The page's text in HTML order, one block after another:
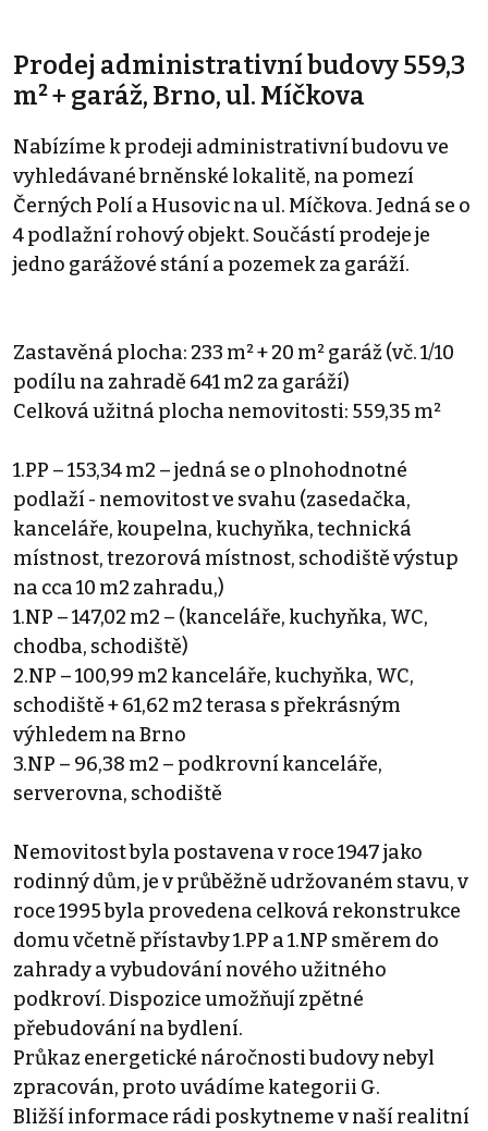
Prodej administrativní budovy 559,3
m² + garáž, Brno, ul. Míčkova
Nabízíme k prodeji administrativní budovu ve
vyhledávané brněnské lokalitě, na pomezí
Černých Polí a Husovic na ul. Míčkova. Jedná se o
4 podlažní rohový objekt. Součástí prodeje je
jedno garážové stání a pozemek za garáží.
Zastavěná plocha: 233 m² + 20 m² garáž (vč. 1/10
podílu na zahradě 641 m2 za garáží)
Celková užitná plocha nemovitosti: 559,35 m²
1.PP – 153,34 m2 – jedná se o plnohodnotné
podlaží - nemovitost ve svahu (zasedačka,
kanceláře, koupelna, kuchyňka, technická
místnost, trezorová místnost, schodiště výstup
na cca 10 m2 zahradu,)
1.NP – 147,02 m2 – (kanceláře, kuchyňka, WC,
chodba, schodiště)
2.NP – 100,99 m2 kanceláře, kuchyňka, WC,
schodiště + 61,62 m2 terasa s překrásným
výhledem na Brno
3.NP – 96,38 m2 – podkrovní kanceláře,
serverovna, schodiště
Nemovitost byla postavena v roce 1947 jako
rodinný dům, je v průběžně udržovaném stavu, v
roce 1995 byla provedena celková rekonstrukce
domu včetně přístavby 1.PP a 1.NP směrem do
zahrady a vybudování nového užitného
podkroví. Dispozice umožňují zpětné
přebudování na bydlení.
Průkaz energetické náročnosti budovy nebyl
zpracován, proto uvádíme kategorii G.
Bližší informace rádi poskytneme v naší realitní